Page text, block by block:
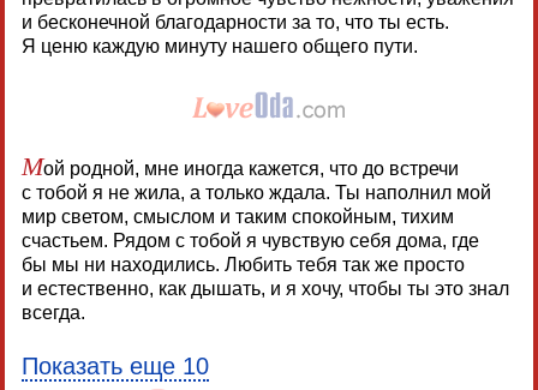
и бесконечной благодарности за то, что ты есть.
Я ценю каждую минуту нашего общего пути.
Мой родной, мне иногда кажется, что до встречи
с тобой я не жила, а только ждала. Ты наполнил мой
мир светом, смыслом и таким спокойным, тихим
счастьем. Рядом с тобой я чувствую себя дома, где
бы мы ни находились. Любить тебя так же просто
и естественно, как дышать, и я хочу, чтобы ты это знал
всегда.
Показать еще 10